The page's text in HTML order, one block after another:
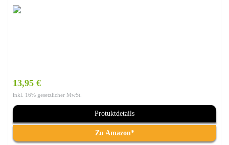
13,95 €
inkl. 16% gesetzlicher MwSt.
Protuktdetails
Zu Amazon*